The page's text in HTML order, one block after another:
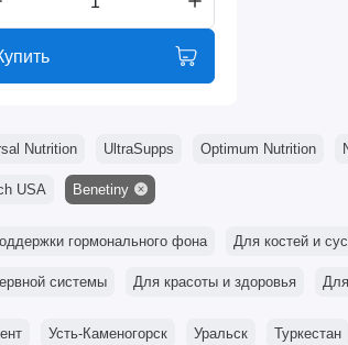
Nutrition UltraSupps Optimum Nutrition
USA Benetiny
гормонального фона Для костей и
системы Для красоты и здоровья
Усть-Каменогорск Уральск Туркестан